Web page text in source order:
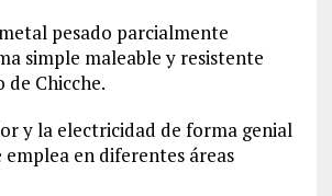
pesado parcialmente
simple maleable y resistente
de Chicche.
y la electricidad de forma genial
en diferentes áreas